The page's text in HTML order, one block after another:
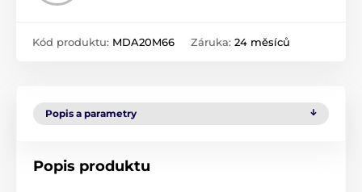
Kód produktu: MDA20M66 Záruka: 24 měsíců
Popis a parametry
Popis produktu